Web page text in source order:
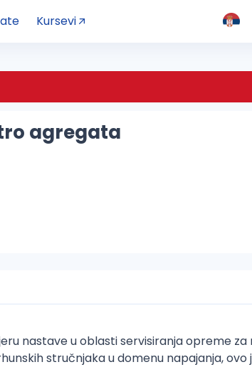
Kursevi
agregata
nastave u oblasti servisiranja opreme
stručnjaka u domenu napajanja, ovo